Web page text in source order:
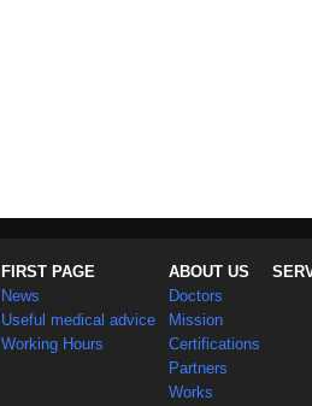
FIRST PAGE
News
Useful medical advice
Working Hours
ABOUT US
Doctors
Mission
Certifications
Partners
Works